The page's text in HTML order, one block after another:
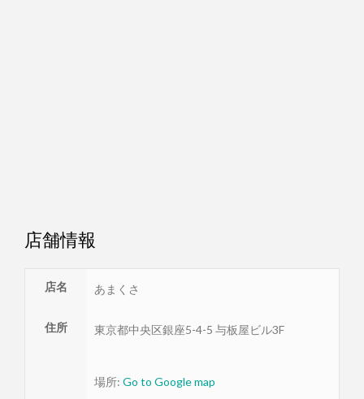
店舗情報
店名 あまくさ
住所 東京都中央区銀座5-4-5 与板屋ビル3F
場所: Go to Google map